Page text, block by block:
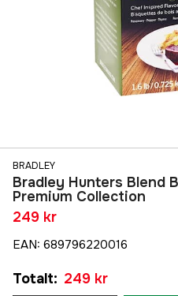
BRADLEY
Bradley Hunters Blend
Premium Collection
249 kr
EAN: 689796220016
Totalt: 249 kr